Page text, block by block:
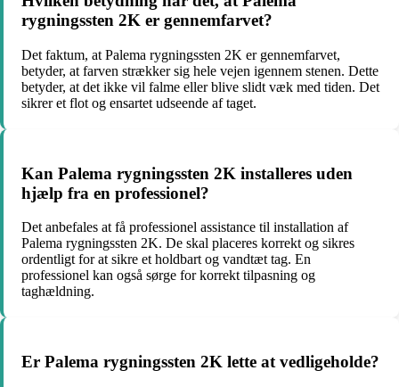
rygningssten 2K er gennemfarvet?
Det faktum, at Palema rygningssten 2K er gennemfarvet,
betyder, at farven strækker sig hele vejen igennem stenen. Dette
betyder, at det ikke vil falme eller blive slidt væk med tiden. Det
sikrer et flot og ensartet udseende af taget.
Kan Palema rygningssten 2K installeres uden
hjælp fra en professionel?
Det anbefales at få professionel assistance til installation af
Palema rygningssten 2K. De skal placeres korrekt og sikres
ordentligt for at sikre et holdbart og vandtæt tag. En
professionel kan også sørge for korrekt tilpasning og
taghældning.
Er Palema rygningssten 2K lette at vedligeholde?